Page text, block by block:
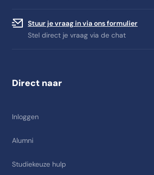
Stuur je vraag in via ons formulier
Stel direct je vraag via de chat
Direct naar
Inloggen
Alumni
Studiekeuze hulp